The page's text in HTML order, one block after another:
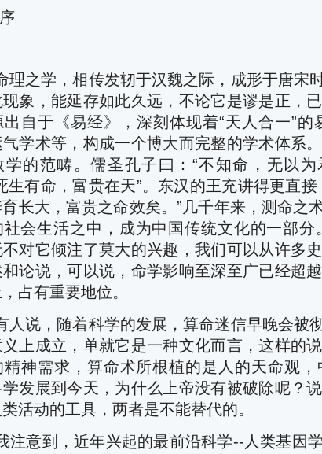
学，相传发轫于汉魏之际，成形于唐宋时
象，能延存如此久远，不论它是谬是正，
出自于《易经》，深刻体现着“天人合一”的
学术等，构成一个博大而完整的学术体系
学的范畴。儒圣孔子曰： “不知命，无以为
生有命，富贵在天”。东汉的王充讲得更直接
长大，富贵之命效矣。”几千年来，测命之
社会生活之中，成为中国传统文化的一部
对它倾注了莫大的兴趣，我们可以从许多
论说，可以说，命学影响至深至广已经超
占有重要地位。
，随着科学的发展，算命迷信早晚会被彻
上成立，单就它是一种文化而言，这样的
精神需求，算命术所根植的是人的天命观，
发展到今天，为什么上帝没有被破除呢？
活动的工具，两者是不能替代的。
到，近年兴起的最前沿科学--人类基因学